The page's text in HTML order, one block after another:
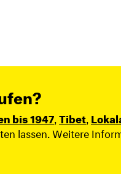
bis 1947 Tibet
lassen. Weitere